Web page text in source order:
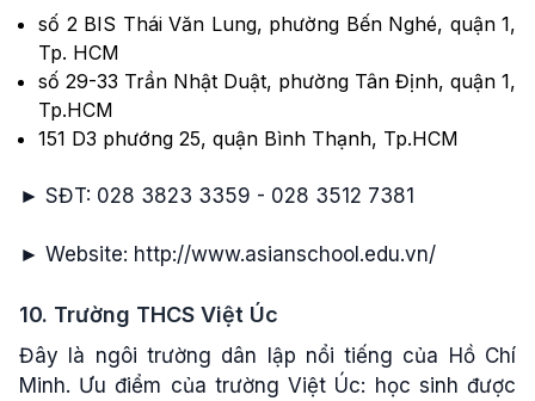
số 2 BIS Thái Văn Lung, phường Bến Nghé, quận 1,
Tp. HCM
số 29-33 Trần Nhật Duật, phường Tân Định, quận 1,
Tp.HCM
151 D3 phướng 25, quận Bình Thạnh, Tp.HCM
► SĐT: 028 3823 3359 - 028 3512 7381
► Website: http://www.asianschool.edu.vn/
10. Trường THCS Việt Úc
Đây là ngôi trường dân lập nổi tiếng của Hồ Chí
Minh. Ưu điểm của trường Việt Úc: học sinh được